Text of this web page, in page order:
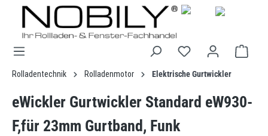
springen
Rolladentechnik Rolladenmotor Elektrische Gurtwickler
eWickler Gurtwickler Standard eW930-
F,für 23mm Gurtband, Funk